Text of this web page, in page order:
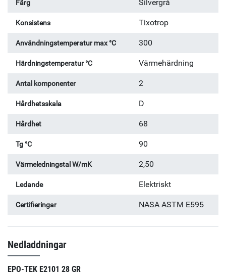
Färg Silvergrå
Konsistens Tixotrop
Användningstemperatur max °C 300
Härdningstemperatur °C Värmehärdning
Antal komponenter 2
Hårdhetsskala D
Hårdhet 68
Tg °C 90
Värmeledningstal W/mK 2,50
Ledande Elektriskt
Certifieringar NASA ASTM E595
Nedladdningar
EPO-TEK E2101 28 GR